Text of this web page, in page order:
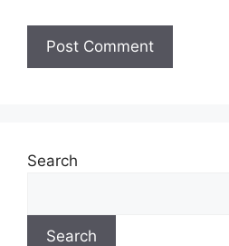
Search
Search